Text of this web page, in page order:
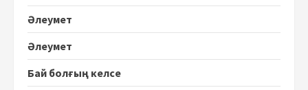
Әлеумет
Әлеумет
Бай болғың келсе